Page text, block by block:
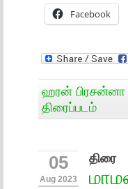
Facebook
ஹரன் பிரசன்னா
திரைப்படம்
05
Aug 2023
திரை